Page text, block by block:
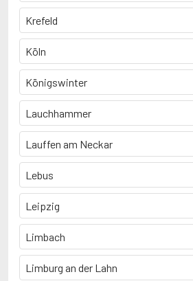
Krefeld
Köln
Königswinter
Lauchhammer
Lauffen am Neckar
Lebus
Leipzig
Limbach
Limburg an der Lahn